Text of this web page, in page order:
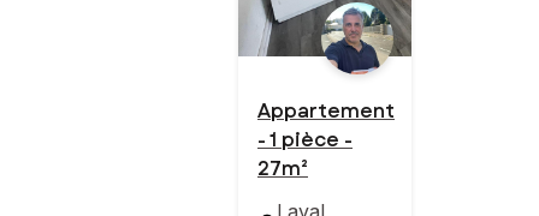
Appartement
- 1 pièce -
27m²
Laval